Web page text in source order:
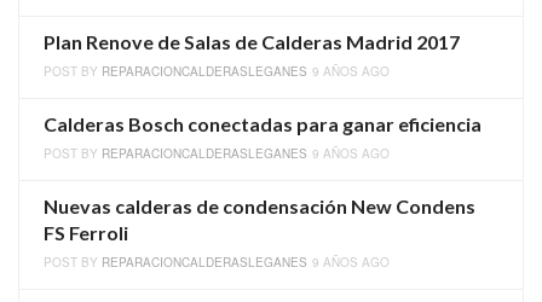
Plan Renove de Salas de Calderas Madrid 2017
POST BY REPARACIONCALDERASLEGANES 9 AÑOS AGO
Calderas Bosch conectadas para ganar eficiencia
POST BY REPARACIONCALDERASLEGANES 9 AÑOS AGO
Nuevas calderas de condensación New Condens
FS Ferroli
POST BY REPARACIONCALDERASLEGANES 9 AÑOS AGO